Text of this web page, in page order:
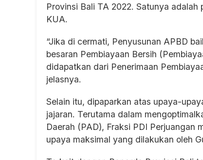
Provinsi Bali TA 2022. Satunya
KUA.
“Jika di cermati, Penyusunan APBD
besaran Pembiayaan Bersih
didapatkan dari Penerimaan
jelasnya.
Selain itu, dipaparkan atas upaya-
jajaran. Terutama dalam
Daerah (PAD), Fraksi PDI Perjuangan
upaya maksimal yang dilakukan oleh